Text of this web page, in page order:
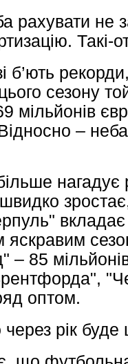
рахувати не
Такі-
б’ють
сезону
мільйонів
–
швидко
85
оптом.
через рік